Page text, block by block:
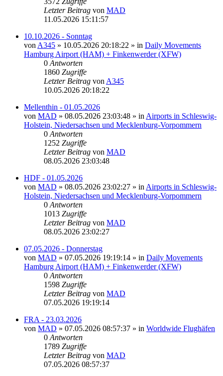
Letzter Beitrag von MAD
11.05.2026 15:11:57
10.10.2026 - Sonntag
von A345 » 10.05.2026 20:18:22 » in Daily Movements
Hamburg Airport (HAM) + Finkenwerder (XFW)
0 Antworten
1860 Zugriffe
Letzter Beitrag von A345
10.05.2026 20:18:22
Mellenthin - 01.05.2026
von MAD » 08.05.2026 23:03:48 » in Airports in Schleswig-
Holstein, Niedersachsen und Mecklenburg-Vorpommern
0 Antworten
1252 Zugriffe
Letzter Beitrag von MAD
08.05.2026 23:03:48
HDF - 01.05.2026
von MAD » 08.05.2026 23:02:27 » in Airports in Schleswig-
Holstein, Niedersachsen und Mecklenburg-Vorpommern
0 Antworten
1013 Zugriffe
Letzter Beitrag von MAD
08.05.2026 23:02:27
07.05.2026 - Donnerstag
von MAD » 07.05.2026 19:19:14 » in Daily Movements
Hamburg Airport (HAM) + Finkenwerder (XFW)
0 Antworten
1598 Zugriffe
Letzter Beitrag von MAD
07.05.2026 19:19:14
FRA - 23.03.2026
von MAD » 07.05.2026 08:57:37 » in Worldwide Flughäfen
0 Antworten
1789 Zugriffe
Letzter Beitrag von MAD
07.05.2026 08:57:37